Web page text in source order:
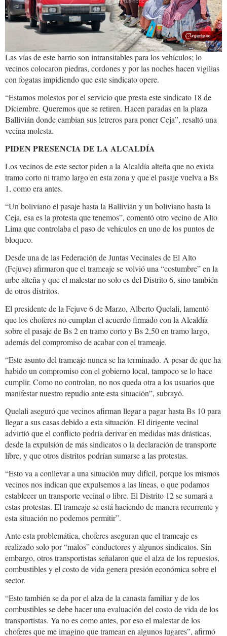
f13feb564b41.jpg
Las vías de este barrio son intransitables para los vehículos; lo
vecinos colocaron piedras, cordones y por las noches hacen vigilias
con fogatas impidiendo que este sindicato opere.
“Estamos molestos por el servicio que presta este sindicato 18 de
Diciembre. Queremos que se retiren. Hacen paradas en la plaza
Ballivián donde cambian sus letreros para poner Ceja”, resaltó una
vecina molesta.
PIDEN PRESENCIA DE LA ALCALDÍA
Los vecinos de este sector piden a la Alcaldía alteña que no exista
tramo corto ni tramo largo en esta zona y que el pasaje vuelva a Bs
1, como era antes.
“Un boliviano el pasaje hasta la Ballivián y un boliviano hasta la
Ceja, esa es la protesta que tenemos”, comentó otro vecino de Alto
Lima que controlaba el paso de vehículos en uno de los puntos de
bloqueo.
Desde una de las Federación de Juntas Vecinales de El Alto
(Fejuve) afirmaron que el trameaje se volvió una “costumbre” en la
urbe alteña y que el malestar no solo es del Distrito 6, sino también
de otros distritos.
El presidente de la Fejuve 6 de Marzo, Alberto Quelali, lamentó
que los choferes no cumplan el acuerdo firmado con la Alcaldía
sobre el pasaje de Bs 2 en tramo corto y Bs 2,50 en tramo largo,
además del compromiso de acabar con el trameaje.
“Este asunto del trameaje nunca se ha terminado. A pesar de que ha
habido un compromiso con el gobierno local, tampoco se lo hace
cumplir. Como no controlan, no nos queda otra a los usuarios que
manifestar nuestro repudio ante esta situación”, subrayó.
Quelali aseguró que vecinos afirman llegar a pagar hasta Bs 10 para
llegar a sus casas debido a esta situación. El dirigente vecinal
advirtió que el conflicto podría derivar en medidas más drásticas,
desde la expulsión de más sindicatos o la declaración de transporte
libre, y que otros distritos podrían sumarse a las protestas.
“Esto va a conllevar a una situación muy difícil, porque los mismos
vecinos nos indican que expulsemos a las líneas, o que podamos
establecer un transporte vecinal o libre. El Distrito 12 se sumará a
estas protestas. El trameaje se está haciendo de manera recurrente y
esta situación no podemos permitir”.
Ante esta problemática, choferes aseguran que el trameaje es
realizado solo por “malos” conductores y algunos sindicatos. Sin
embargo, otros transportistas señalaron que el alza de los repuestos,
combustibles y el costo de vida genera presión económica sobre el
sector.
“Esto también se da por el alza de la canasta familiar y de los
combustibles se debe hacer una evaluación del costo de vida de los
transportistas. Ya no es como antes, por eso el malestar de los
choferes que me imagino que tramean en algunos lugares”, afirmó